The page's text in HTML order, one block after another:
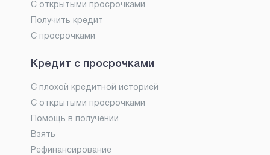
С открытыми просрочками
Получить кредит
С просрочками
Кредит с просрочками
С плохой кредитной историей
С открытыми просрочками
Помощь в получении
Взять
Рефинансирование